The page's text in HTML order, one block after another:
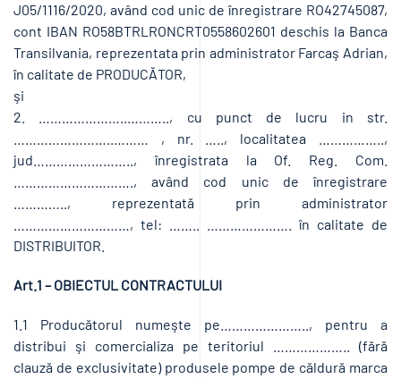
J05/1116/2020, având cod unic de înregistrare RO42745087,
cont IBAN RO58BTRLRONCRT0558602601 deschis la Banca
Transilvania, reprezentata prin administrator Farcaş Adrian,
în calitate de PRODUCĂTOR,
şi
2. …………………..……….., cu punct de lucru in str.
……………………..……… , nr. ….., localitatea ……………..,
jud…………………….., înregistrata la Of. Reg. Com.
…………………………., având cod unic de înregistrare
………….., reprezentată prin administrator
…………………………, tel: …….. …………………. în calitate de
DISTRIBUITOR.
Art.1 – OBIECTUL CONTRACTULUI
1.1 Producătorul numeşte pe………………….., pentru a
distribui şi comercializa pe teritoriul ……………….. (fără
clauză de exclusivitate) produsele pompe de căldură marca